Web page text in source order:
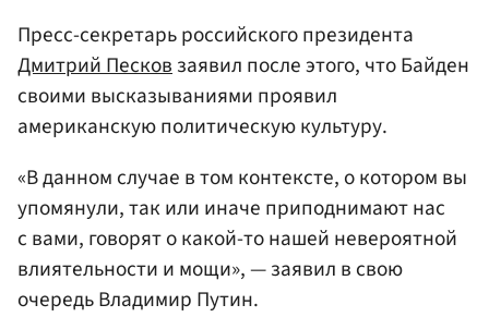
Пресс-секретарь российского президента
Дмитрий Песковзаявил после этого, что Байден
своими высказываниями проявил
американскую политическую культуру.
«В данном случае в том контексте, о котором вы
упомянули, так или иначе приподнимают нас
с вами, говорят о какой-то нашей невероятной
влиятельности и мощи», — заявил в свою
очередь Владимир Путин.